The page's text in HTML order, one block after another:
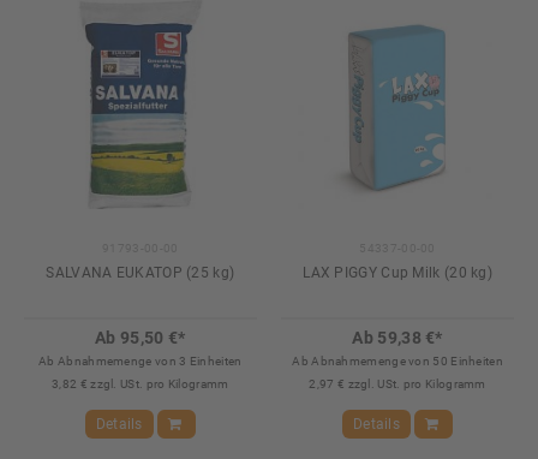
SALVANA EUKATOP (25 kg)
Ab 95,50 €*
Ab Abnahmemenge von 3 Einheiten
3,82 € zzgl. USt. pro Kilogramm
Details
LAX PIGGY Cup Milk (20 kg)
Ab 59,38 €*
Ab Abnahmemenge von 50 Einheiten
2,97 € zzgl. USt. pro Kilogramm
Details